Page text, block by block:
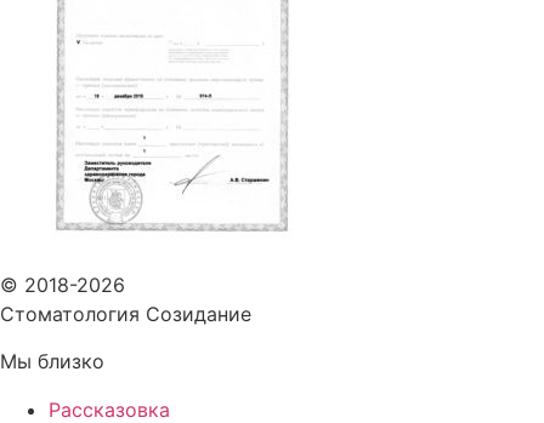
© 2018-2026
Стоматология Созидание
Мы близко
Рассказовка